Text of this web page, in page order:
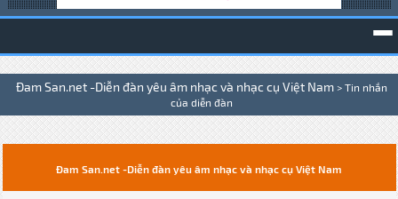
Đam San.net -Diễn đàn yêu âm nhạc và nhạc cụ Việt Nam > Tin nhắn
của diễn đàn
Đam San.net -Diễn đàn yêu âm nhạc và nhạc cụ Việt Nam